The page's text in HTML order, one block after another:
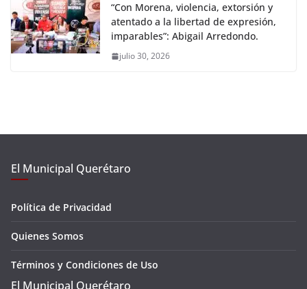
“Con Morena, violencia, extorsión y
atentado a la libertad de expresión,
imparables”: Abigail Arredondo.
julio 30, 2026
El Municipal Querétaro
Política de Privacidad
Quienes Somos
Términos y Condiciones de Uso
El Municipal Querétaro